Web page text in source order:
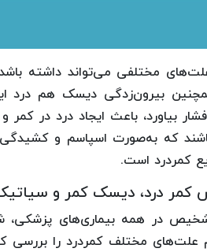
مختلفی می‌تواند داشته
بیرون‌زدگی دیسک هم درد
بیاورد، باعث ایجاد درد در
که به‌صورت اسپاسم و
کمردرد است.
درد، دیسک کمر و
در همه بیماری‌های پزشکی،
علت‌های مختلف کمردرد را